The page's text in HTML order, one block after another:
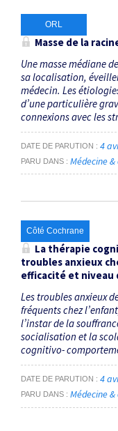
ORL
Masse de la
Une masse médiane
sa localisation,
médecin. Les
d’une particulière
connexions avec les
DATE DE PARUTION 4
PARU DANS Médecine
Côté Cochrane
La thérapie
troubles anxieux
efficacité et niveau
Les troubles anxieux
fréquents chez
l’instar de la
socialisation et la
cognitivo-
DATE DE PARUTION 4
PARU DANS Médecine